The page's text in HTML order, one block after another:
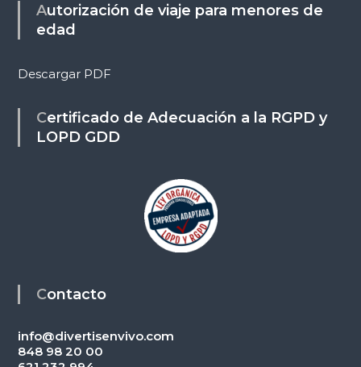
Autorización de viaje para menores de
edad
Descargar PDF
Certificado de Adecuación a la RGPD y
LOPD GDD
Contacto
info@divertisenvivo.com
848 98 20 00